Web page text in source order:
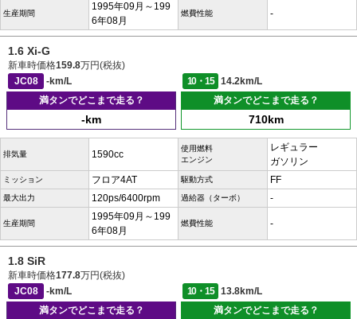
生産期間
1995年09月～199
6年08月
燃費性能 -
1.6 Xi-G
新車時価格159.8万円(税抜)
JC08
-km/L 10・15
14.2km/L
満タンでどこまで走る？
-km
満タンでどこまで走る？
710km
排気量 1590cc
使用燃料
エンジン
レギュラー
ガソリン
ミッション フロア4AT 駆動方式 FF
最大出力 120ps/6400rpm 過給器（ターボ） -
生産期間
1995年09月～199
6年08月
燃費性能 -
1.8 SiR
新車時価格177.8万円(税抜)
JC08
-km/L 10・15
13.8km/L
満タンでどこまで走る？
満タンでどこまで走る？